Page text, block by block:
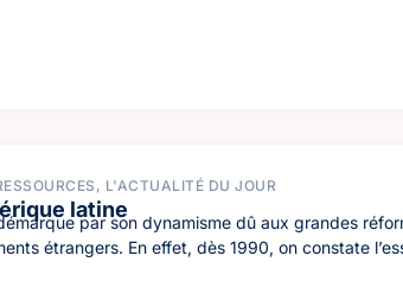
, L'ACTUALITÉ DU JOUR
latine
par son dynamisme dû aux grandes
étrangers. En effet, dès 1990, on constate